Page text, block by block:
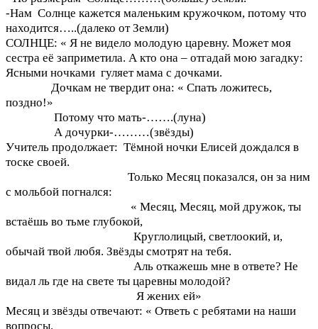
-Нам Солнце кажется маленьким кружочком, потому что
находится…..(далеко от Земли)
СОЛНЦЕ: « Я не видело молодую царевну. Может моя
сестра её заприметила. А кто она – отгадай мою загадку:
Ясными ночками гуляет мама с дочками.
Дочкам не твердит она: « Спать ложитесь,
поздно!»
Потому что мать-…….(луна)
А дочурки-………(звёзды)
Учитель продолжает: Тёмной ночки Елисей дождался в
тоске своей.
Только Месяц показался, он за ним
с мольбой погнался:
« Месяц, Месяц, мой дружок, ты
встаёшь во тьме глубокой,
Круглолицый, светлоокий, и,
обычай твой любя. Звёзды смотрят на тебя.
Аль откажешь мне в ответе? Не
видал ль где на свете ты царевны молодой?
Я жених ей»
Месяц и звёзды отвечают: « Ответь с ребятами на наши
вопросы.